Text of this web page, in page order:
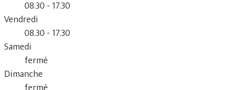
08.30 - 17.30
Vendredi
08.30 - 17.30
Samedi
fermé
Dimanche